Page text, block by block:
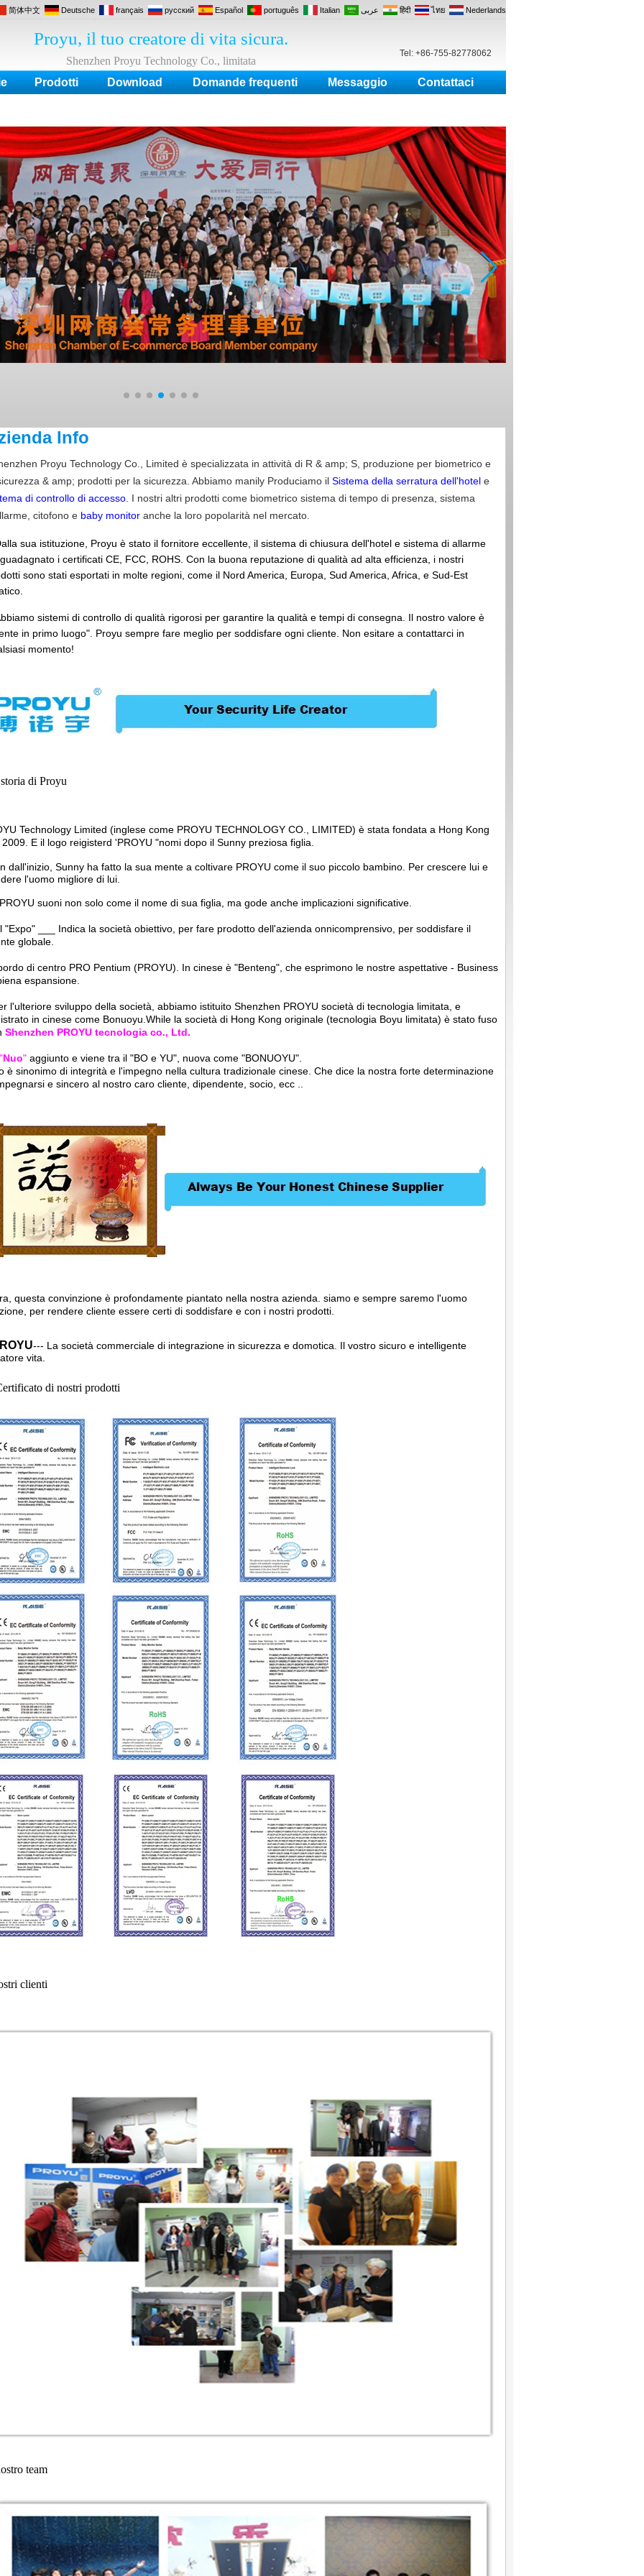
Tel: +86-755-82778062
简体中文 Deutsche français русский Español português Italian عربى हिंदी ไทย Nederlands
Prodotti Download Domande frequenti Messaggio Contattaci
Proyu, il tuo creatore di vita sicura.
Shenzhen Proyu Technology Co., limitata
accessi, Serratura elettrica, Lettore Rfid, Alimentatore, Interruttore risparmio energetico, Pulsante uscita.
Info
Proyu Technology Co., Limited è specializzata in attività di R & amp; S, produzione per biometrico e
& amp; prodotti per la sicurezza. Abbiamo manily Produciamo il Sistema della serratura dell'hotel e
di controllo di accesso . I nostri altri prodotti come biometrico sistema di tempo di presenza, sistema
citofono e baby monitor anche la loro popolarità nel mercato.
sua istituzione, Proyu è stato il fornitore eccellente, il sistema di chiusura dell'hotel e sistema di allarme
i certificati CE, FCC, ROHS. Con la buona reputazione di qualità ad alta efficienza, i nostri
sono stati esportati in molte regioni, come il Nord America, Europa, Sud America, Africa, e Sud-Est
sistemi di controllo di qualità rigorosi per garantire la qualità e tempi di consegna. Il nostro valore è
in primo luogo". Proyu sempre fare meglio per soddisfare ogni cliente. Non esitare a contattarci in
momento!
di Proyu
Technology Limited (inglese come PROYU TECHNOLOGY CO., LIMITED) è stata fondata a Hong Kong
2009. E il logo reigisterd 'PROYU "nomi dopo il Sunny preziosa figlia.
dall'inizio, Sunny ha fatto la sua mente a coltivare PROYU come il suo piccolo bambino. Per crescere lui e
l'uomo migliore di lui.
suoni non solo come il nome di sua figlia, ma gode anche implicazioni significative.
"Expo" ___ Indica la società obiettivo, per fare prodotto dell'azienda onnicomprensivo, per soddisfare il
globale.
di centro PRO Pentium (PROYU). In cinese è "Benteng", che esprimono le nostre aspettative - Business
espansione.
l'ulteriore sviluppo della società, abbiamo istituito Shenzhen PROYU società di tecnologia limitata, e
in cinese come Bonuoyu.While la società di Hong Kong originale (tecnologia Boyu limitata) è stato fuso
Shenzhen PROYU tecnologia co., Ltd.
"Nuo" aggiunto e viene tra il "BO e YU", nuova come "BONUOYU".
è sinonimo di integrità e l'impegno nella cultura tradizionale cinese. Che dice la nostra forte determinazione
e sincero al nostro caro cliente, dipendente, socio, ecc ..
questa convinzione è profondamente piantato nella nostra azienda. siamo e sempre saremo l'uomo
per rendere cliente essere certi di soddisfare e con i nostri prodotti.
--- La società commerciale di integrazione in sicurezza e domotica. Il vostro sicuro e intelligente
vita.
di nostri prodotti
clienti
team